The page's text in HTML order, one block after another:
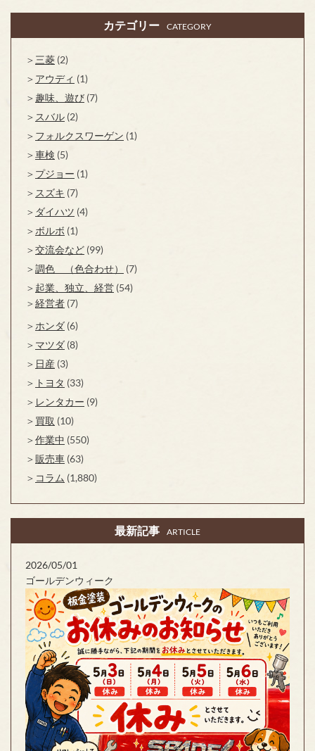
カテゴリー CATEGORY
三菱 (2)
アウディ (1)
趣味、遊び (7)
スバル (2)
フォルクスワーゲン (1)
車検 (5)
プジョー (1)
スズキ (7)
ダイハツ (4)
ボルボ (1)
交流会など (99)
調色 （色合わせ）
(7)
起業、独立、経営 (54)
経営者 (7)
ホンダ (6)
マツダ (8)
日産 (3)
トヨタ (33)
レンタカー (9)
買取 (10)
作業中 (550)
販売車 (63)
コラム (1,880)
最新記事 ARTICLE
2026/05/01
ゴールデンウィーク